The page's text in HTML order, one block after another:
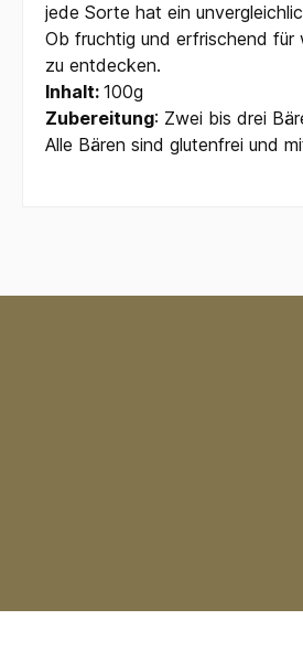
jede Sorte hat ein
Ob fruchtig und erfrischend für
zu entdecken.
Inhalt: 100g
Zubereitung: Zwei bis drei
Alle Bären sind glutenfrei und